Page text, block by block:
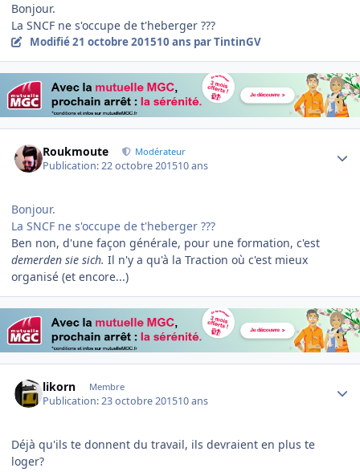
Bonjour.
La SNCF ne s'occupe de t'heberger ???
Modifié21 octobre 201510 ans par TintinGV
Roukmoute Modérateur
Publication:22 octobre 201510 ans
Bonjour.
La SNCF ne s'occupe de t'heberger ???
Ben non, d'une façon générale, pour une formation, c'est
demerden sie sich. Il n'y a qu'à la Traction où c'est mieux
organisé (et encore...)
likorn Membre
Publication:23 octobre 201510 ans
Déjà qu'ils te donnent du travail, ils devraient en plus te
loger?